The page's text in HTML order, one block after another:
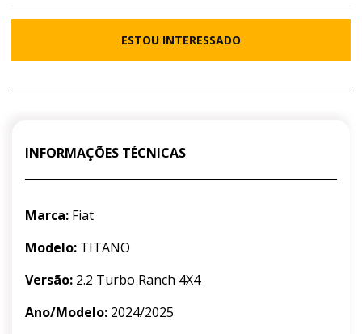
ESTOU INTERESSADO
INFORMAÇÕES TÉCNICAS
Marca: Fiat
Modelo: TITANO
Versão: 2.2 Turbo Ranch 4X4
Ano/Modelo: 2024/2025